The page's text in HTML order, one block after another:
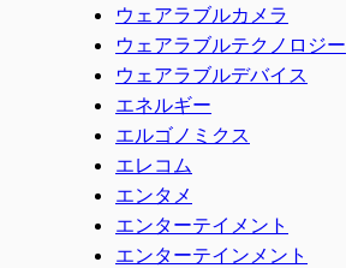
ウェアラブルカメラ
ウェアラブルテクノロジー
ウェアラブルデバイス
エネルギー
エルゴノミクス
エレコム
エンタメ
エンターテイメント
エンターテインメント